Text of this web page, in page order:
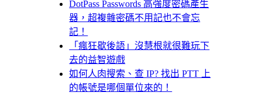
DotPass Passwords 高強度密碼產生
器，超複雜密碼不用記也不會忘
記！
「瘋狂歇後語」沒慧根就很難玩下
去的益智遊戲
如何人肉搜索、查 IP? 找出 PTT 上
的帳號是哪個單位來的！